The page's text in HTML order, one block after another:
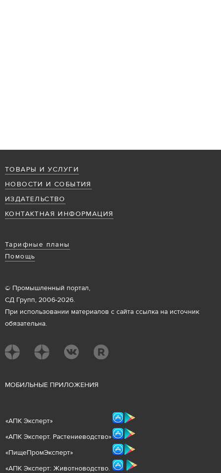
ТОВАРЫ И УСЛУГИ
НОВОСТИ И СОБЫТИЯ
ИЗДАТЕЛЬСТВО
КОНТАКТНАЯ ИНФОРМАЦИЯ
Тарифные планы
Помощь
© Промышленный портал,
СД Групп, 2006-2026.
При использовании материалов с сайта ссылка на источник
обязательна.
МОБИЛЬНЫЕ ПРИЛОЖЕНИЯ
«АПК Эксперт»
«АПК Эксперт. Растениеводство»
«ПищеПромЭксперт»
«АПК Эксперт: Животноводство.